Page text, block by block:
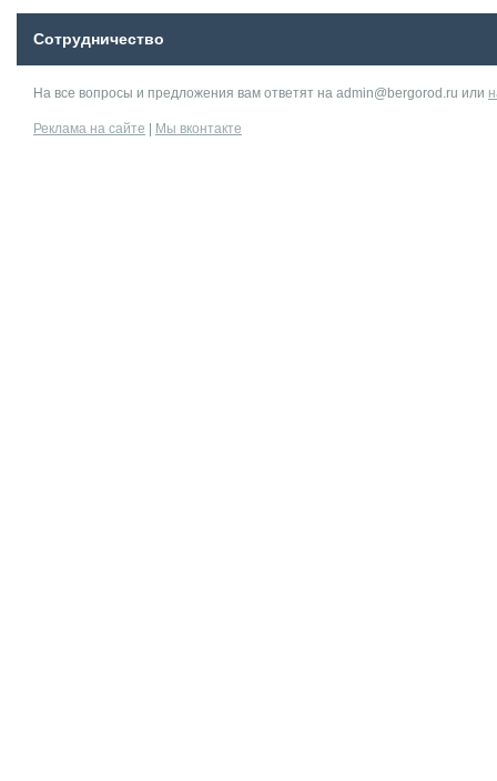
Сотрудничество
На все вопросы и предложения вам ответят на admin@bergorod.ru или
Реклама на сайте Мы вконтакте